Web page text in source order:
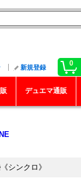
0
新規登録
デュエマ通販
シンクロ》